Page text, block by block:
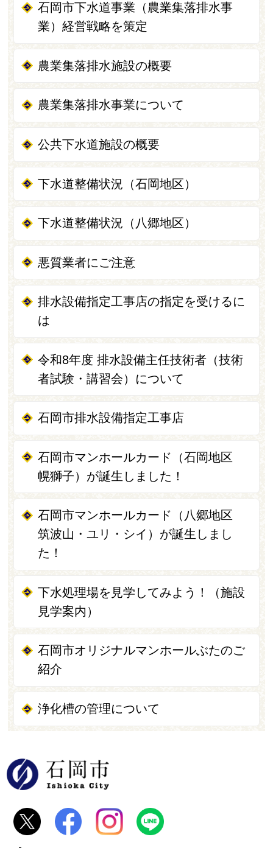
石岡市下水道事業（農業集落排水事
業）経営戦略を策定
農業集落排水施設の概要
農業集落排水事業について
公共下水道施設の概要
下水道整備状況（石岡地区）
下水道整備状況（八郷地区）
悪質業者にご注意
排水設備指定工事店の指定を受けるに
は
令和8年度 排水設備主任技術者（技術
者試験・講習会）について
石岡市排水設備指定工事店
石岡市マンホールカード（石岡地区
幌獅子）が誕生しました！
石岡市マンホールカード（八郷地区
筑波山・ユリ・シイ）が誕生しまし
た！
下水処理場を見学してみよう！（施設
見学案内）
石岡市オリジナルマンホールぶたのご
紹介
浄化槽の管理について